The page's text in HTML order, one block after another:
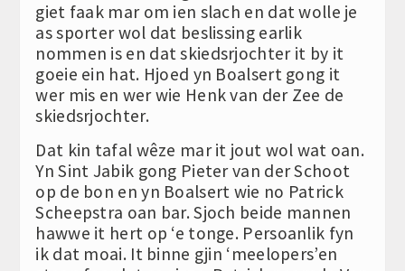
giet faak mar om ien slach en dat wolle je
as sporter wol dat beslissing earlik
nommen is en dat skiedsrjochter it by it
goeie ein hat. Hjoed yn Boalsert gong it
wer mis en wer wie Henk van der Zee de
skiedsrjochter.
Dat kin tafal wêze mar it jout wol wat oan.
Yn Sint Jabik gong Pieter van der Schoot
op de bon en yn Boalsert wie no Patrick
Scheepstra oan bar. Sjoch beide mannen
hawwe it hert op ‘e tonge. Persoanlik fyn
ik dat moai. It binne gjin ‘meelopers’en